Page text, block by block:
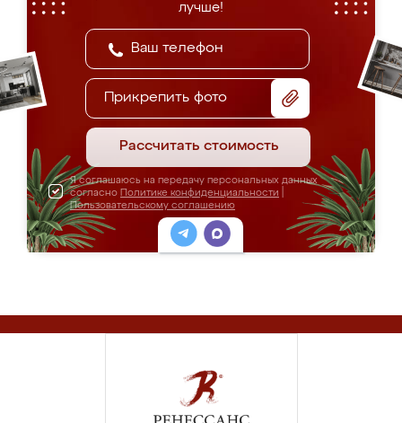
лучше!
Прикрепить фото
Рассчитать стоимость
Я соглашаюсь на передачу персональных данных
согласно Политике конфиденциальности
Пользовательскому соглашению